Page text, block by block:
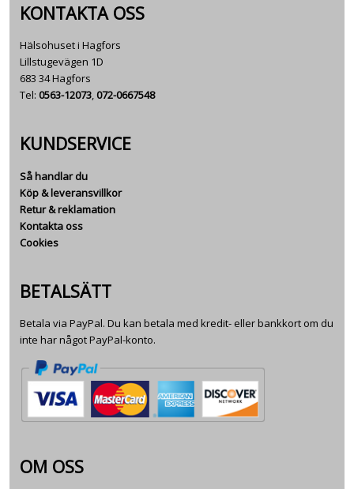
KONTAKTA OSS
Hälsohuset i Hagfors
Lillstugevägen 1D
683 34 Hagfors
Tel: 0563-12073,072-0667548
KUNDSERVICE
Så handlar du
Köp & leveransvillkor
Retur & reklamation
Kontakta oss
Cookies
BETALSÄTT
Betala via PayPal. Du kan betala med kredit- eller bankkort om du
inte har något PayPal-konto.
OM OSS